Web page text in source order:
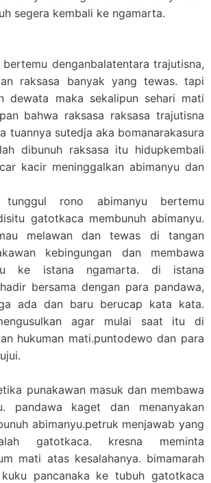
segera kembali ke ngamarta.
denganbalatentara trajutisna,
raksasa banyak yang tewas. tapi
dewata maka sekalipun sehari mati
bahwa raksasa raksasa trajutisna
tuannya sutedja aka bomanarakasura
dibunuh raksasa itu hidupkembali
kacir meninggalkan abimanyu dan
rono abimanyu bertemu
gatotkaca membunuh abimanyu.
melawan dan tewas di tangan
kebingungan dan membawa
ke istana ngamarta. di istana
bersama dengan para pandawa,
ada dan baru berucap kata kata.
agar mulai saat itu di
hukuman mati.puntodewo dan para
punakawan masuk dan membawa
pandawa kaget dan menanyakan
abimanyu.petruk menjawab yang
gatotkaca. kresna meminta
mati atas kesalahanya. bimamarah
pancanaka ke tubuh gatotkaca